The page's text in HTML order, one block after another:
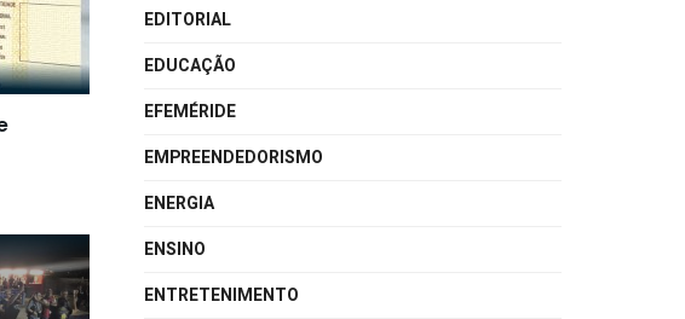
EDITORIAL
EDUCAÇÃO
EFEMÉRIDE
EMPREENDEDORISMO
ENERGIA
ENSINO
ENTRETENIMENTO